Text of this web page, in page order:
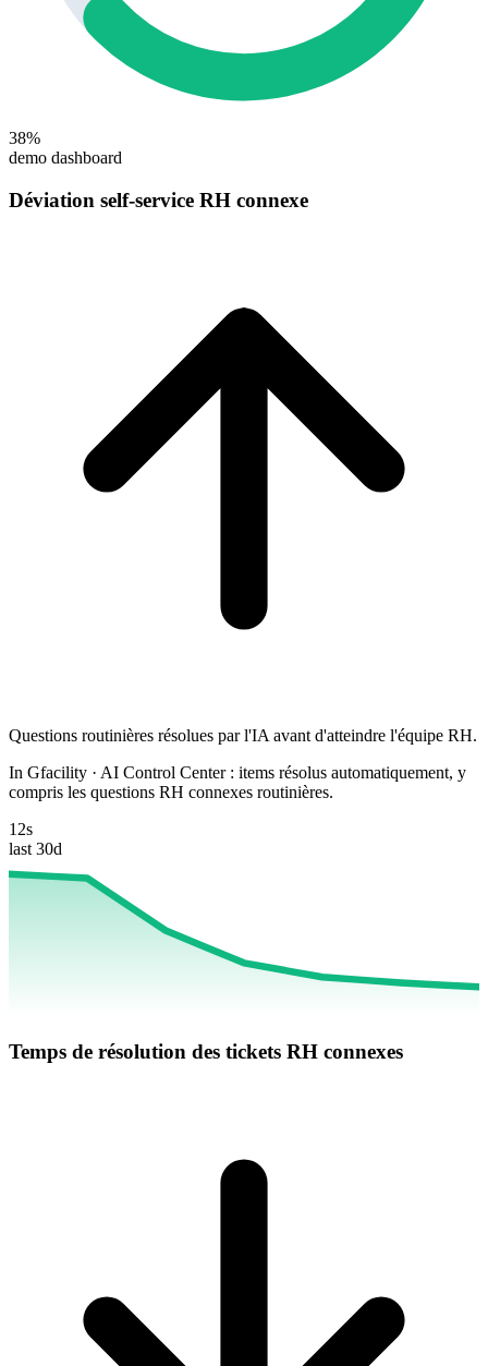
38%
demo dashboard
Déviation self-service RH connexe
Questions routinières résolues par l'IA avant d'atteindre l'équipe RH.
In Gfacility · AI Control Center : items résolus automatiquement, y
compris les questions RH connexes routinières.
12s
last 30d
Temps de résolution des tickets RH connexes